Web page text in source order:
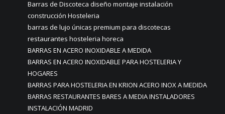
Barras de Discoteca diseño montaje instalación
construcción Hosteleria
barras de lujo únicas premium para discotecas
restaurantes hosteleria horeca
BARRAS EN ACERO INOXIDABLE A MEDIDA
BARRAS EN ACERO INOXIDABLE PARA HOSTELERIA Y
HOGARES
BARRAS PARA HOSTELERIA EN KRION ACERO INOX A MEDIDA
BARRAS RESTAURANTES BARES A MEDIA INSTALADORES
INSTALACIÓN MADRID